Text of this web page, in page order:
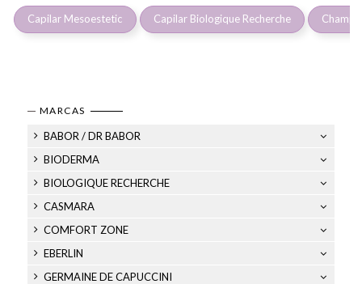
Capilar Mesoestetic Capilar Biologique Recherche
MARCAS
BABOR / DR BABOR
BIODERMA
BIOLOGIQUE RECHERCHE
CASMARA
COMFORT ZONE
EBERLIN
GERMAINE DE CAPUCCINI